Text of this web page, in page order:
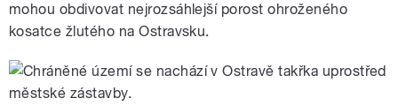
mohou obdivovat nejrozsáhlejší porost ohroženého
kosatce žlutého na Ostravsku.